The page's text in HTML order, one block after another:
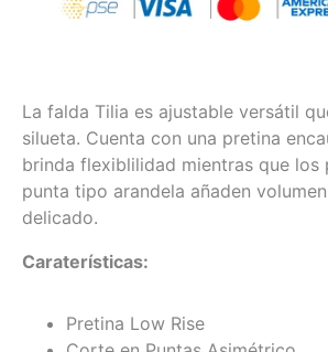
La falda Tilia es ajustable versátil
silueta. Cuenta con una pretina
brinda flexiblilidad mientras que los
punta tipo arandela añaden
delicado.
Caraterísticas:
Pretina Low Rise